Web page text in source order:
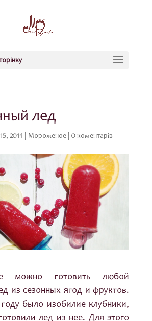
лед
2014| Мороженое| 0 коментарів
можно готовить любой
из сезонных ягод и фруктов.
было изобилие клубники,
лед из нее. Для этого